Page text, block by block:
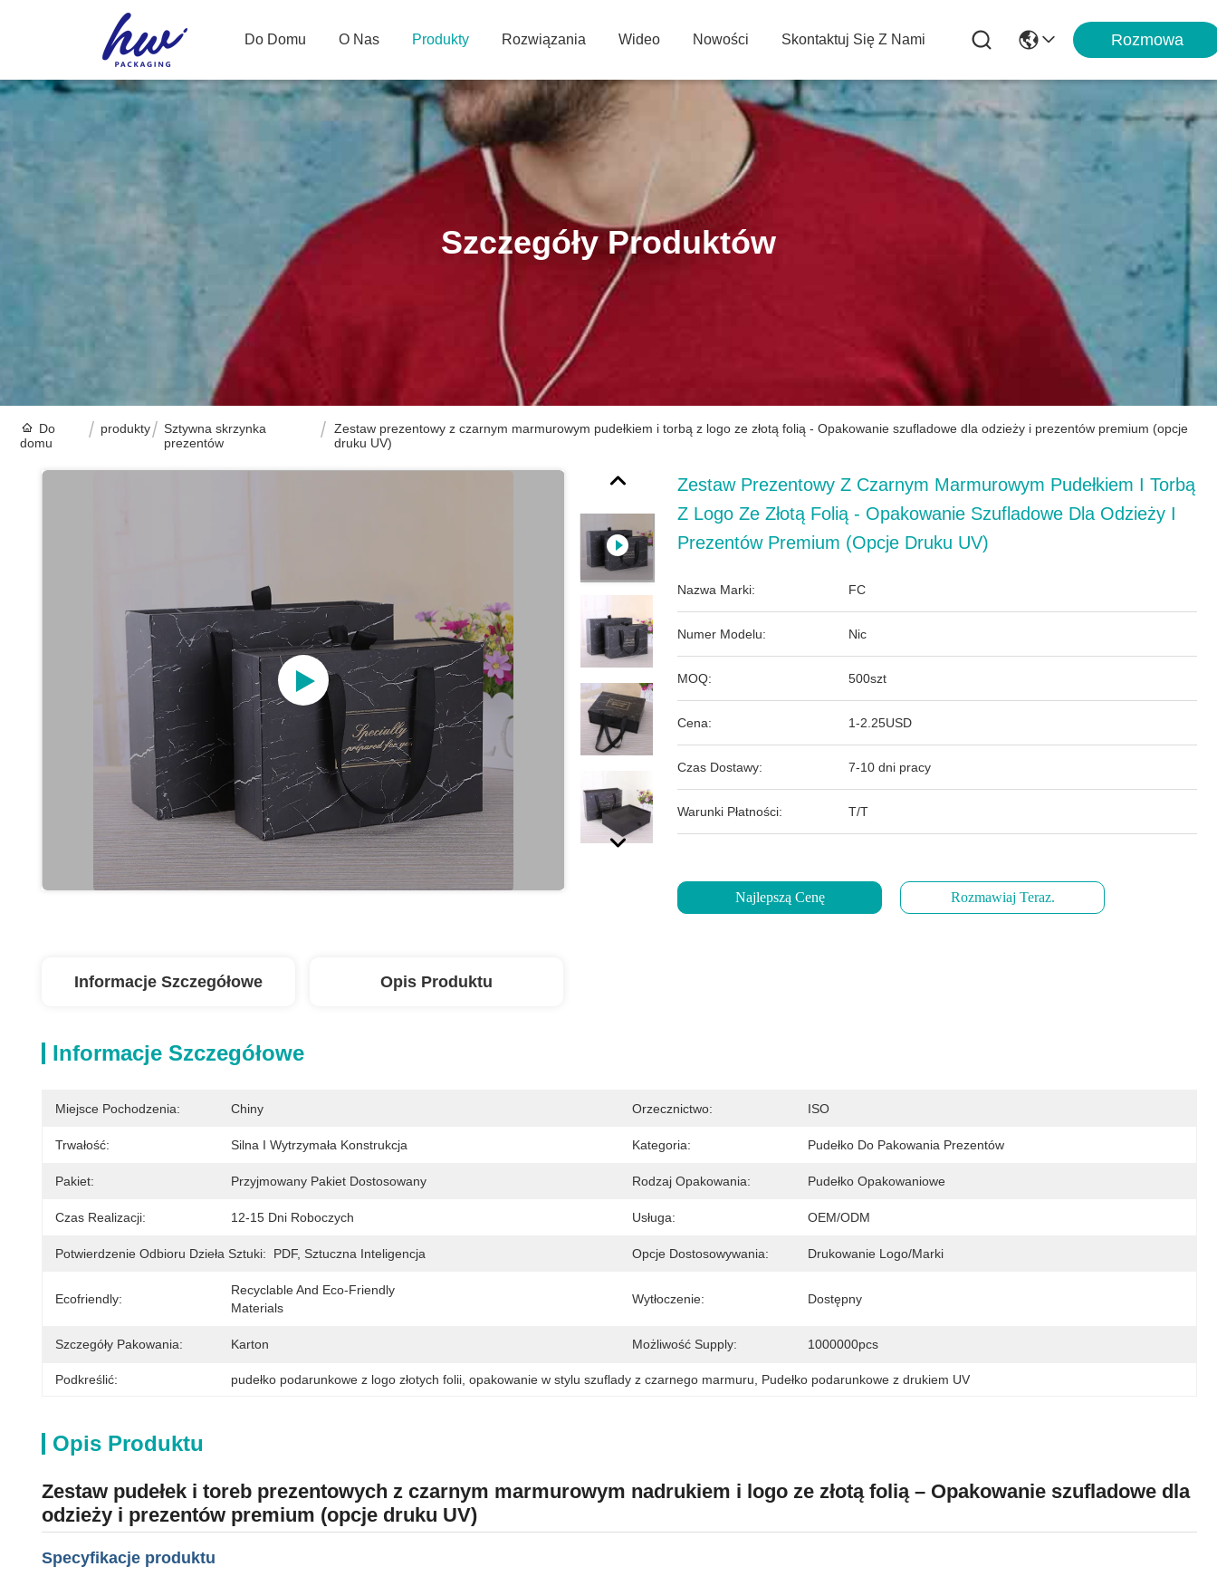
Do Domu O Nas Produkty Rozwiązania Wideo Nowości Skontaktuj Się Z Nami Rozmowa
Szczegóły Produktów
Do
domu
produkty
Sztywna skrzynka
prezentów
Zestaw prezentowy z czarnym marmurowym pudełkiem i torbą z logo ze złotą folią - Opakowanie szufladowe dla odzieży i prezentów premium (opcje
druku UV)
Zestaw Prezentowy Z Czarnym Marmurowym Pudełkiem I Torbą
Z Logo Ze Złotą Folią - Opakowanie Szufladowe Dla Odzieży I
Prezentów Premium (opcje Druku UV)
Nazwa Marki: FC
Numer Modelu: Nic
MOQ: 500szt
Cena: 1-2.25USD
Czas Dostawy: 7-10 dni pracy
Warunki Płatności: T/T
Najlepszą Cenę Rozmawiaj Teraz.
Informacje Szczegółowe Opis Produktu
Informacje Szczegółowe
Miejsce Pochodzenia: Chiny Orzecznictwo: ISO
Trwałość: Silna I Wytrzymała Konstrukcja Kategoria: Pudełko Do Pakowania Prezentów
Pakiet: Przyjmowany Pakiet Dostosowany Rodzaj Opakowania: Pudełko Opakowaniowe
Czas Realizacji: 12-15 Dni Roboczych Usługa: OEM/ODM
Potwierdzenie Odbioru Dzieła Sztuki: PDF, Sztuczna Inteligencja Opcje Dostosowywania: Drukowanie Logo/marki
Ecofriendly:
Recyclable And Eco-Friendly
Materials
Wytłoczenie: Dostępny
Szczegóły Pakowania: Karton Możliwość Supply: 1000000pcs
Podkreślić: pudełko podarunkowe z logo złotych folii opakowanie w stylu szuflady z czarnego marmuru Pudełko podarunkowe z drukiem UV
Opis Produktu
Zestaw pudełek i toreb prezentowych z czarnym marmurowym nadrukiem i logo ze złotą folią – Opakowanie szufladowe dla
odzieży i prezentów premium (opcje druku UV)
Specyfikacje produktu